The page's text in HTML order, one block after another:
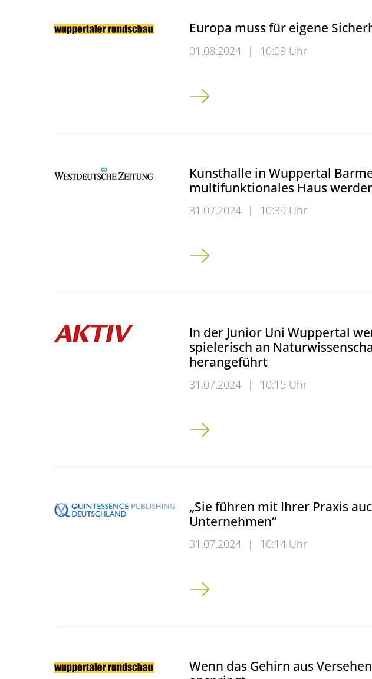
Europa muss für eigene
01.08.2024 | 10:09 Uhr
Europa muss für eigene Sicherheit
Kunsthalle in Wuppertal
multifunktionales Haus
31.07.2024 | 10:39 Uhr
Kunsthalle in Wuppertal Barmen soll
In der Junior Uni Wuppertal
spielerisch an
herangeführt
31.07.2024 | 10:15 Uhr
In der Junior Uni Wuppertal werden
„Sie führen mit Ihrer Praxis
Unternehmen“
31.07.2024 | 10:14 Uhr
„Sie führen mit Ihrer Praxis auch ein
Wenn das Gehirn aus